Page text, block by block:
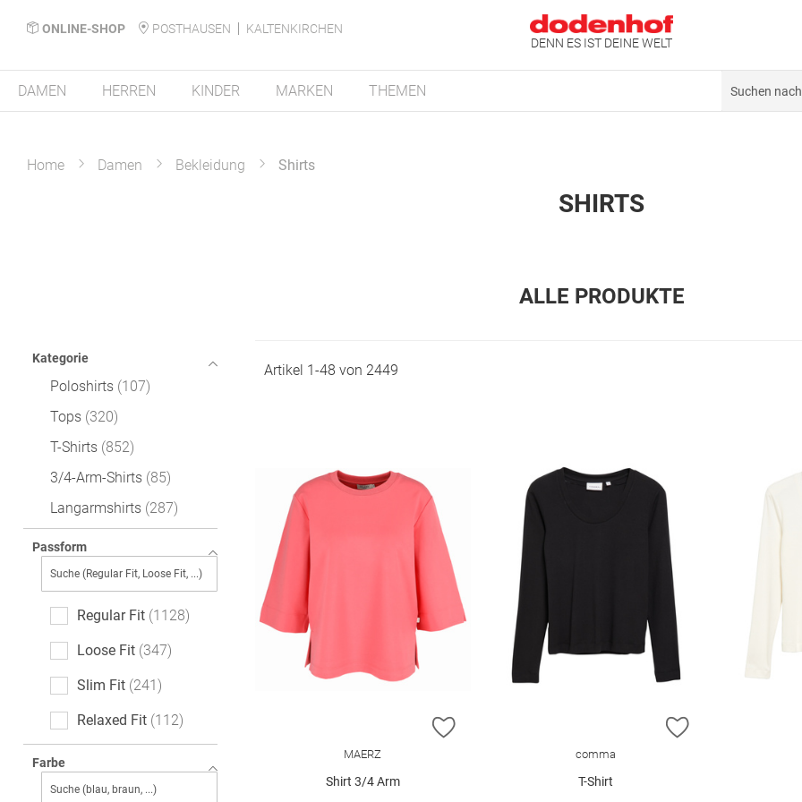
ONLINE-SHOP POSTHAUSEN
KALTENKIRCHEN
DENN ES IST DEINE WELT
DAMEN HERREN KINDER MARKEN THEMEN
Home Damen Bekleidung Shirts
SHIRTS
ALLE PRODUKTE
Kategorie
Poloshirts 107
Tops 320
T-Shirts 852
3/4-Arm-Shirts 85
Langarmshirts 287
Passform
Regular Fit 1128
Loose Fit 347
Slim Fit 241
Relaxed Fit 112
Casual Fit 68
Farbe
Artikel 1-48 von 2449
ZUR WUNSCHLISTE HINZUFÜGEN
MAERZ
Shirt 3/4 Arm
ZUR
comma
T-Shirt